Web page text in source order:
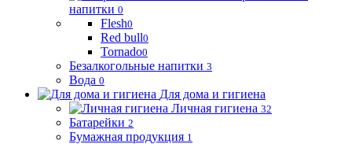
напитки 0
Flesh0
Red bull0
Tornado0
Безалкогольные напитки 3
Вода 0
Для дома и гигиена
Личная гигиена 32
Батарейки 2
Бумажная продукция 1